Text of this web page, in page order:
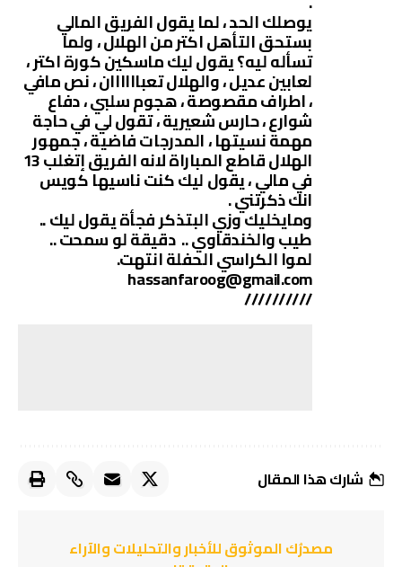
يوصلك الحد ، لما يقول الفريق المالي
بستحق التأهل اكتر من الهلال ، ولما
تسأله ليه؟ يقول ليك ماسكين كورة اكتر ،
لعابين عديل ، والهلال تعباااااان ، نص مافي
، اطراف مقصوصة ، هجوم سلبي ، دفاع
شوارع ، حارس شعيرية ، تقول لي في حاجة
مهمة نسيتها ، المدرجات فاضية ، جمهور
الهلال قاطع المباراة لانه الفريق إتغلب 13
في مالي ، يقول ليك كنت ناسيها كويس
انك ذكرتني .
ومايخليك وزي البتذكر فجأة يقول ليك ..
طيب والخندقاوي .. دقيقة لو سمحت ..
لموا الكراسي الحفلة انتهت.
hassanfaroog@gmail.com
//////////
شارك هذا المقال
مصدرُك الموثوق للأخبار والتحليلات والآراء